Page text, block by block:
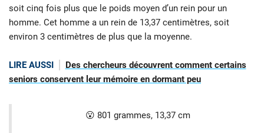
soit cinq fois plus que le poids moyen d’un rein pour un
homme. Cet homme a un rein de 13,37 centimètres, soit
environ 3 centimètres de plus que la moyenne.
LIRE AUSSI
Des chercheurs découvrent comment certains
seniors conservent leur mémoire en dormant peu
😮 801 grammes, 13,37 cm